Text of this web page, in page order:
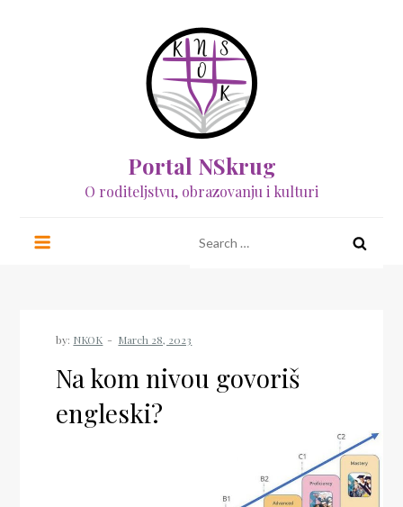
Portal NSkrug
O roditeljstvu, obrazovanju i kulturi
for:
by: NKOK
Na kom nivou govoriš
engleski?